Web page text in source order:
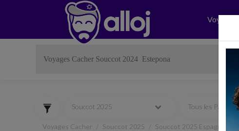
Voyages
Souccot 2025 Tous les Pays
Voyages Cacher Souccot 2025 Souccot 2025 Espagne